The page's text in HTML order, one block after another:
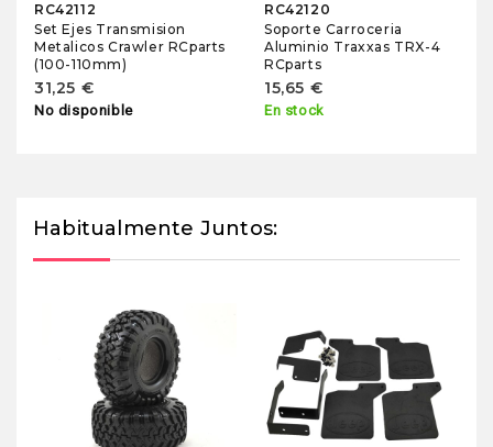
RC42112
Set Ejes Transmision
Metalicos Crawler RCparts
(100-110mm)
31,25 €
No disponible
RC42120
Soporte Carroceria
Aluminio Traxxas TRX-4
RCparts
15,65 €
En stock
Habitualmente Juntos: